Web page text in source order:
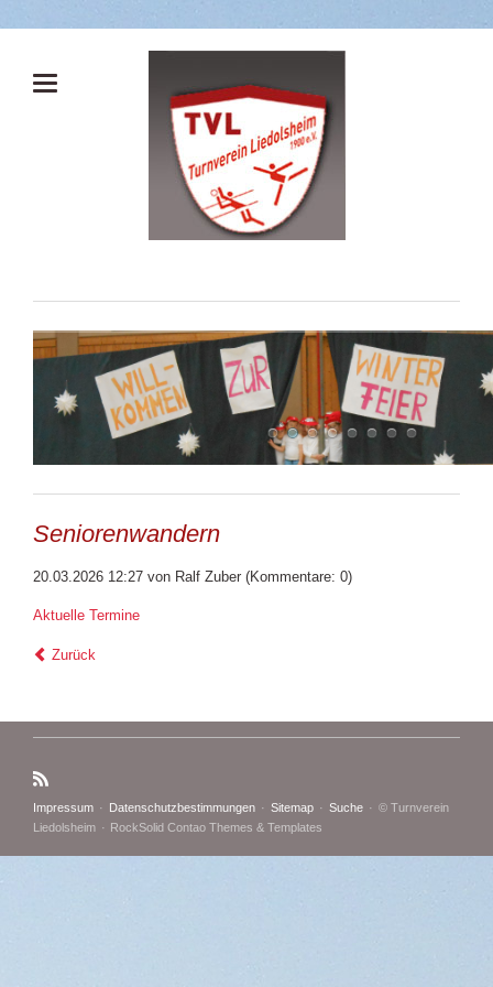
Seniorenwandern
20.03.2026 12:27von Ralf Zuber (Kommentare: 0)
Aktuelle Termine
Zurück
Navigation
überspringen
Impressum Datenschutzbestimmungen Sitemap Suche
© Turnverein
Liedolsheim
RockSolid Contao Themes & Templates